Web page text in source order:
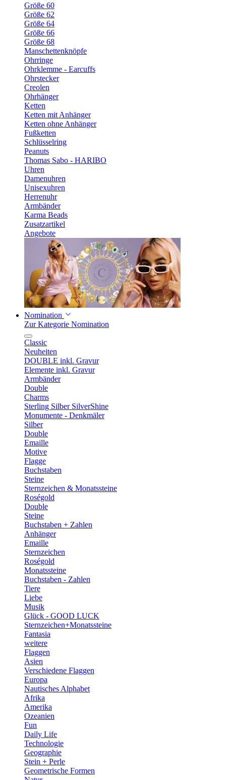
Größe 60
Größe 62
Größe 64
Größe 66
Größe 68
Manschettenknöpfe
Ohrringe
Ohrklemme - Earcuffs
Ohrstecker
Creolen
Ohrhänger
Ketten
Ketten mit Anhänger
Ketten ohne Anhänger
Fußketten
Schlüsselring
Peanuts
Thomas Sabo - HARIBO
Uhren
Damenuhren
Unisexuhren
Herrenuhr
Armbänder
Karma Beads
Zusatzartikel
Angebote
Nomination
Zur Kategorie Nomination
Classic
Neuheiten
DOUBLE inkl. Gravur
Elemente inkl. Gravur
Armbänder
Double
Charms
Sterling Silber SilverShine
Monumente - Denkmäler
Silber
Double
Emaille
Motive
Flagge
Buchstaben
Steine
Sternzeichen & Monatssteine
Roségold
Double
Steine
Buchstaben + Zahlen
Anhänger
Emaille
Sternzeichen
Roségold
Monatssteine
Buchstaben - Zahlen
Tiere
Liebe
Musik
Glück - GOOD LUCK
Sternzeichen+Monatssteine
Fantasia
weitere
Flaggen
Asien
Verschiedene Flaggen
Europa
Nautisches Alphabet
Afrika
Amerika
Ozeanien
Fun
Daily Life
Technologie
Geographie
Stein + Perle
Geometrische Formen